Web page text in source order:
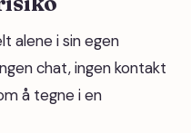
alene i sin egen
chat, ingen kontakt
å tegne i en